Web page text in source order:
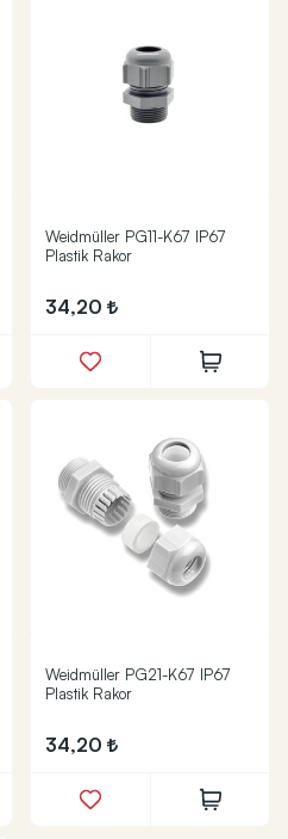
Weidmüller PG11-K67 IP67
Plastik Rakor
34,20
Weidmüller PG21-K67 IP67
Plastik Rakor
34,20